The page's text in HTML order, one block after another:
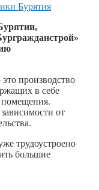
Бурятия
производство
в себе
помещения.
от
трудоустроено
большие